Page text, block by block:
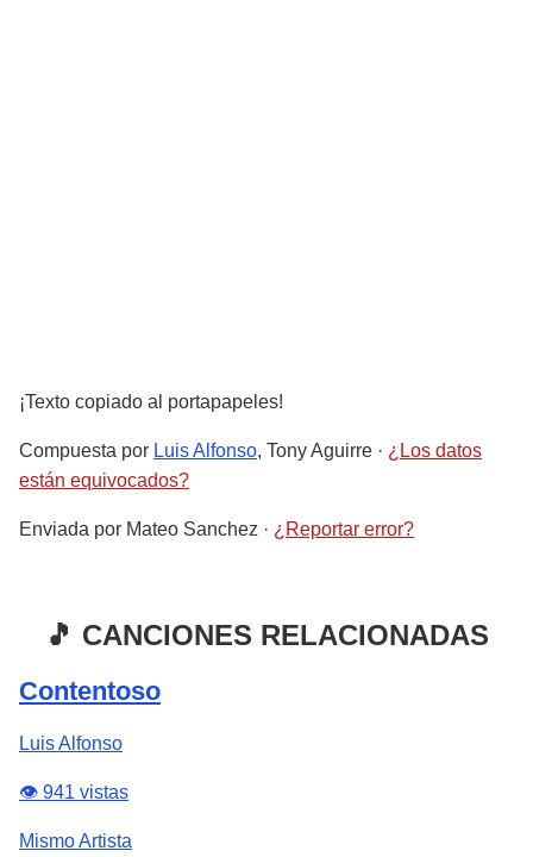
¡Texto copiado al portapapeles!
Compuesta por Luis Alfonso, Tony Aguirre · ¿Los datos
están equivocados?
Enviada por Mateo Sanchez · ¿Reportar error?
🎵 CANCIONES RELACIONADAS
Contentoso
Luis Alfonso
👁️ 941 vistas
Mismo Artista